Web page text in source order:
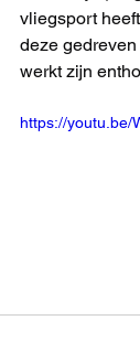
vliegsport
deze
werkt zijn
https://youtu.be/